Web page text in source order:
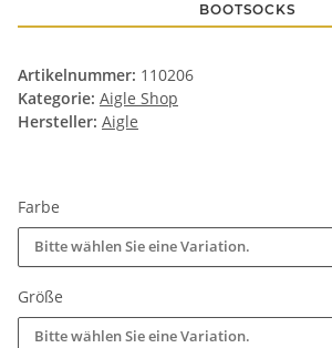
BOOTSOCKS
Artikelnummer: 110206
Kategorie: Aigle Shop
Hersteller: Aigle
Farbe
Bitte wählen Sie eine Variation.
Größe
Bitte wählen Sie eine Variation.